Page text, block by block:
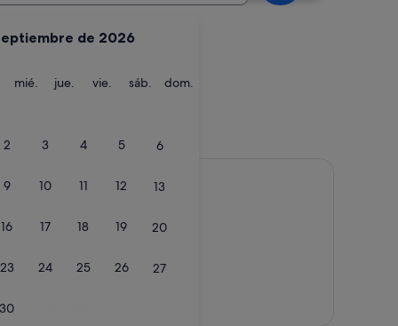
de 2026
mié. miércoles
jue. jueves
vie. viernes
sáb. sábado
dom.
2 3 4 5 6
9 10 11 12 13
16 17 18 19 20
23 24 25 26 27
30